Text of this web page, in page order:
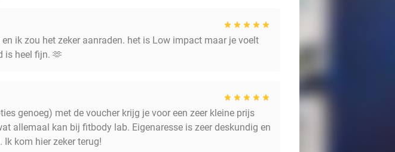
ik zou het zeker aanraden. het is Low impact maar je voelt
is heel fijn. 🫶
genoeg) met de voucher krijg je voor een zeer kleine prijs
allemaal kan bij fitbody lab. Eigenaresse is zeer deskundig en
kom hier zeker terug!